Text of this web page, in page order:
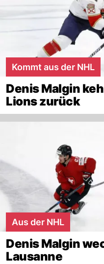
Kommt aus der NHL
Denis Malgin
Lions zurück
Aus der NHL
Denis Malgin
Lausanne